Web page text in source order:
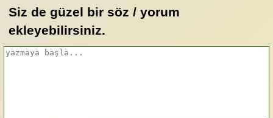
Siz de güzel bir söz / yorum
ekleyebilirsiniz.